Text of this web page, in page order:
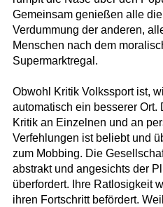
Gemeinsam genießen alle
Verdummung der anderen,
Menschen nach dem
Supermarktregal.
Obwohl Kritik Volkssport ist,
automatisch ein besserer Ort.
Kritik an Einzelnen und an
Verfehlungen ist beliebt und
zum Mobbing. Die
abstrakt und angesichts der
überfordert. Ihre Ratlosigkeit
ihren Fortschritt befördert.